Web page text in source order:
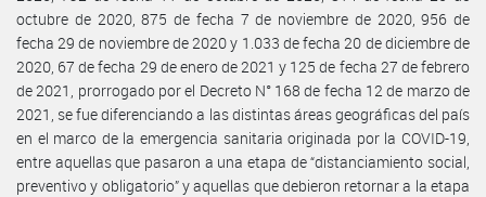
octubre de 2020, 875 de fecha 7 de noviembre de 2020, 956 de
fecha 29 de noviembre de 2020 y 1.033 de fecha 20 de diciembre de
2020, 67 de fecha 29 de enero de 2021 y 125 de fecha 27 de febrero
de 2021, prorrogado por el Decreto N° 168 de fecha 12 de marzo de
2021, se fue diferenciando a las distintas áreas geográficas del país
en el marco de la emergencia sanitaria originada por la COVID-19,
entre aquellas que pasaron a una etapa de “distanciamiento social,
preventivo y obligatorio” y aquellas que debieron retornar a la etapa